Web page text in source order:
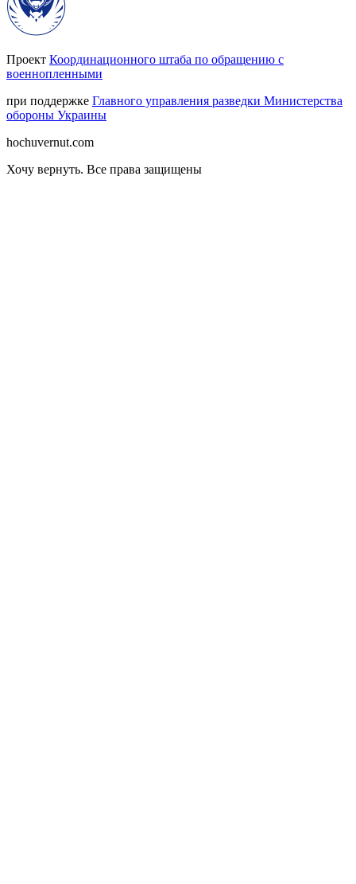
Проект Координационного штаба по обращению с
военнопленными
при поддержке Главного управления разведки Министерства
обороны Украины
hochuvernut.com
Хочу вернуть. Все права защищены